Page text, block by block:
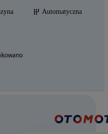
Automatyczna